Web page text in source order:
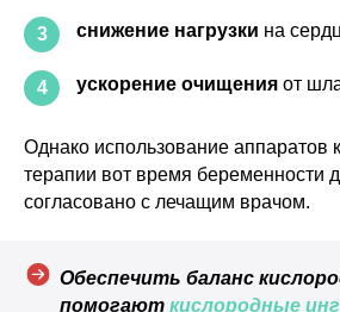
3 снижение нагрузки на
4 ускорение очищения от
Однако использование аппаратов
терапии вот время беременности
согласовано с лечащим врачом.
Обеспечить баланс
помогают кислородные
Каталог
Комплектация Частые вопросы
Статьи
Контакты Реквизиты
Договор оферты
Согласие на обработку персональных данных
Политика конфиденциальности